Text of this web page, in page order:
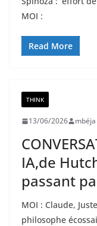
MOI :
Read More
THINK
13/06/2026 mbéja
IA,de
passant
MOI : Claude,
philosophe